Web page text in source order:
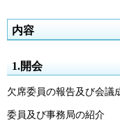
内容
1.開会
欠席委員の報告及び会議
委員及び事務局の紹介